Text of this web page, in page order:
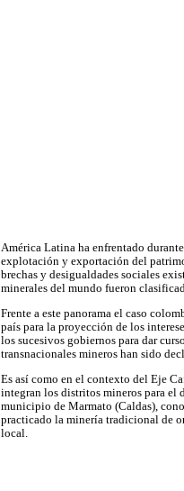
América Latina ha enfrentado
explotación y exportación del
brechas y desigualdades sociales
minerales del mundo fueron
Frente a este panorama el caso
país para la proyección de los
los sucesivos gobiernos para dar
transnacionales mineros han sido
Es así como en el contexto del Eje
integran los distritos mineros para el
municipio de Marmato (Caldas),
practicado la minería tradicional de
local.